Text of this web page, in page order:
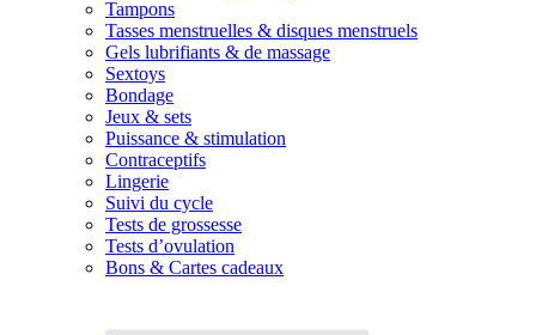
Tampons
Tasses menstruelles & disques menstruels
Gels lubrifiants & de massage
Sextoys
Bondage
Jeux & sets
Puissance & stimulation
Contraceptifs
Lingerie
Suivi du cycle
Tests de grossesse
Tests d’ovulation
Bons & Cartes cadeaux